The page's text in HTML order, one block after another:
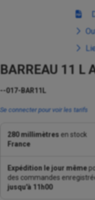
BARREAU 11 L
--017-BAR11L
Se connecter pour voir les tarifs
280 millimètresen stock
France
Expédition le jour même
des commandes
jusqu'à 11h00